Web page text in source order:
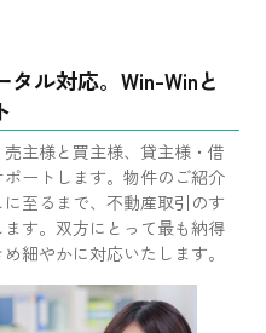
タル対応。Win-Winと
主様と買主様、貸主様・借
ートします。物件のご紹介
至るまで、不動産取引のす
す。双方にとって最も納得
細やかに対応いたします。